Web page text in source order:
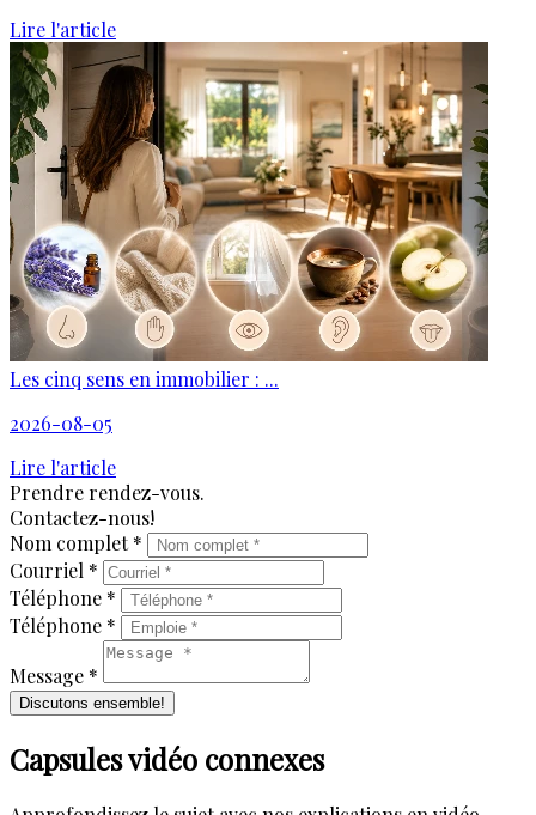
Lire l'article
Les cinq sens en immobilier : ...
2026-08-05
Lire l'article
Prendre rendez-vous.
Contactez-nous!
Nom complet *
Courriel *
Téléphone *
Téléphone *
Message *
Discutons ensemble!
Capsules vidéo connexes